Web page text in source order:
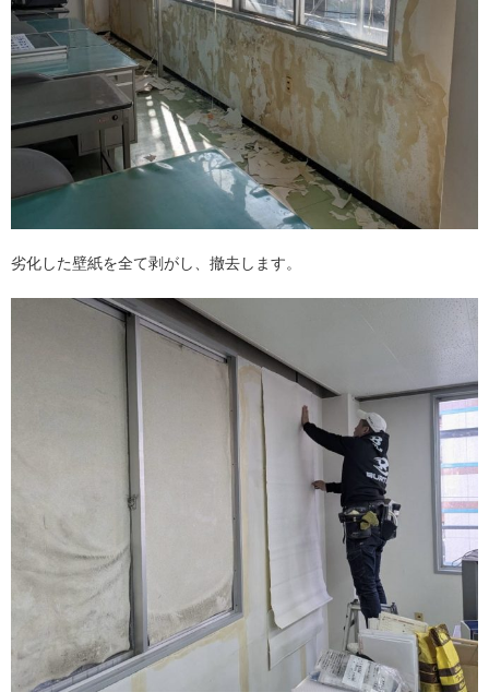
劣化した壁紙を全て剥がし、撤去します。